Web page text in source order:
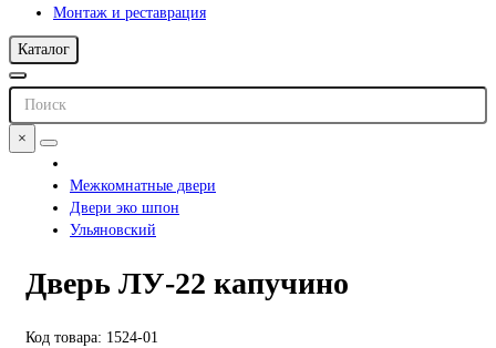
Монтаж и реставрация
Каталог
×
Межкомнатные двери
Двери эко шпон
Ульяновский
Дверь ЛУ-22 капучино
Код товара: 1524-01